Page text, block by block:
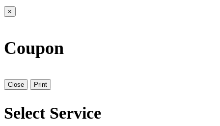
×
Coupon
Close Print
Select Service